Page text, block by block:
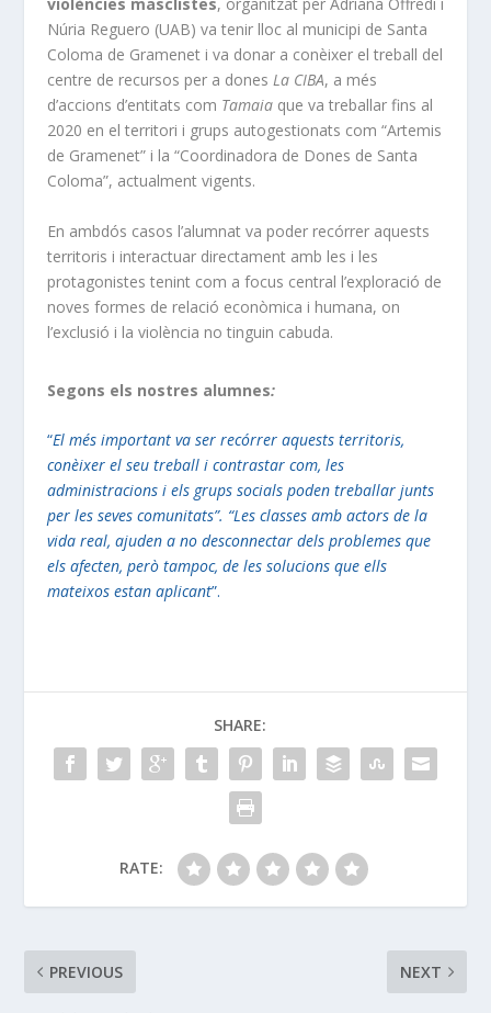
Núria Reguero (UAB) va tenir lloc al municipi de Santa
Coloma de Gramenet i va donar a conèixer el treball del
centre de recursos per a dones La CIBA, a més
d’accions d’entitats com Tamaiaque va treballar fins al
2020 en el territori i grups autogestionats com “Artemis
de Gramenet” i la “Coordinadora de Dones de Santa
Coloma”, actualment vigents.
En ambdós casos l’alumnat va poder recórrer aquests
territoris i interactuar directament amb les i les
protagonistes tenint com a focus central l’exploració de
noves formes de relació econòmica i humana, on
l’exclusió i la violència no tinguin cabuda.
Segons els nostres alumnes:
“El més important va ser recórrer aquests territoris,
conèixer el seu treball i contrastar com, les
administracions i els grups socials poden treballar junts
per les seves comunitats”. “Les classes amb actors de la
vida real, ajuden a no desconnectar dels problemes que
els afecten, però tampoc, de les solucions que ells
mateixos estan aplicant”.
SHARE:
RATE:
PREVIOUS NEXT